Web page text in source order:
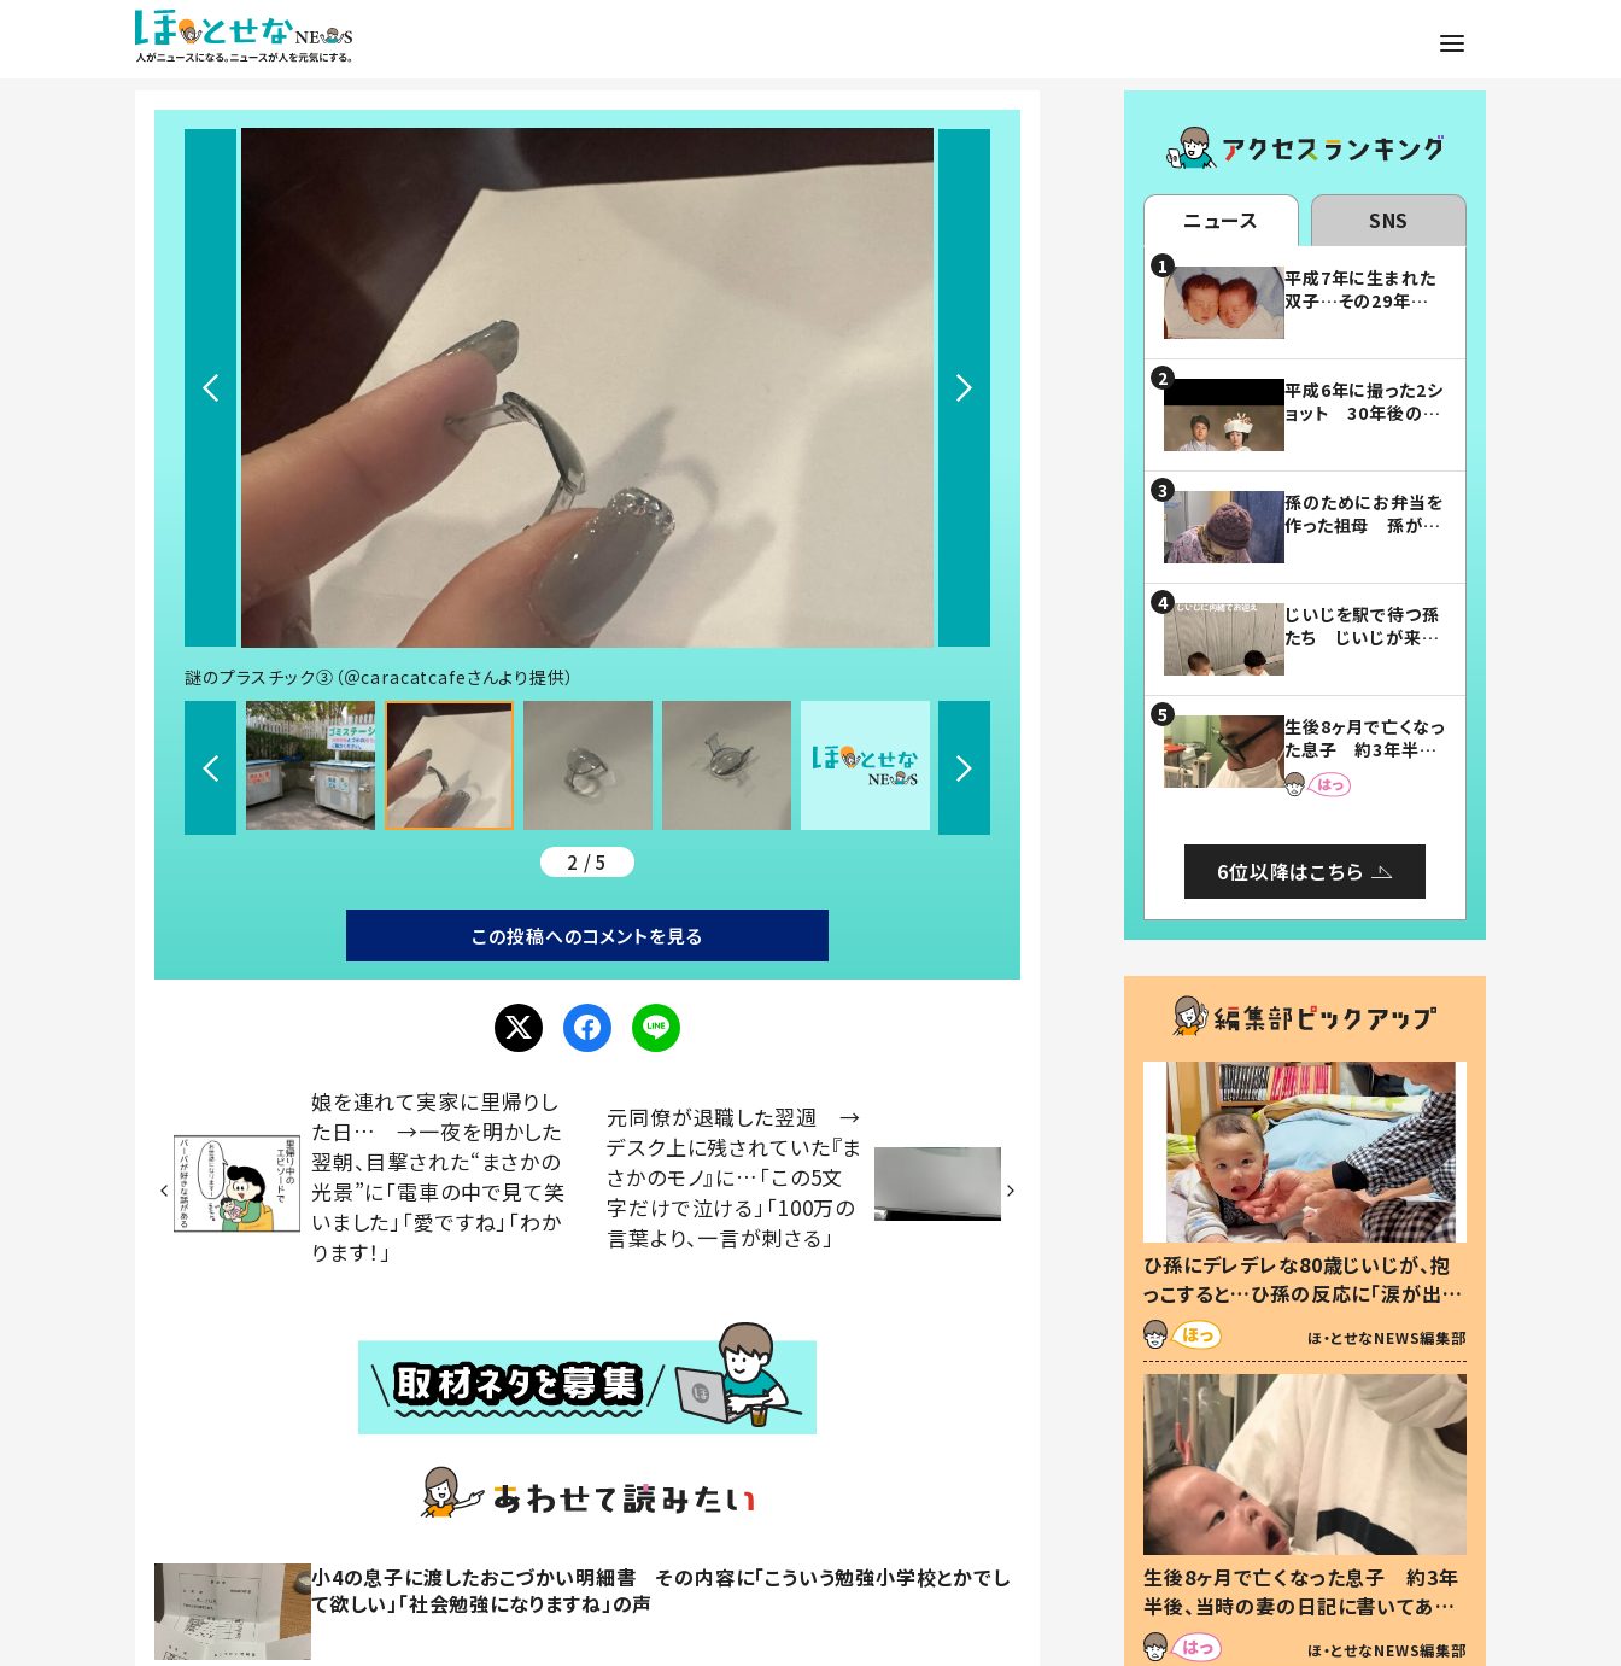
謎のプラスチック③（＠caracatcafeさんより提供）
2 / 5
この投稿へのコメントを見る
娘を連れて実家に里帰りし
た日… →一夜を明かした
翌朝、目撃された“まさかの
光景”に「電車の中で見て笑
いました」「愛ですね」「わか
ります！」
元同僚が退職した翌週 →
デスク上に残されていた『ま
さかのモノ』に…「この5文
字だけで泣ける」「100万の
言葉より、一言が刺さる」
小4の息子に渡したおこづかい明細書 その内容に「こういう勉強小学校とかでし
て欲しい」「社会勉強になりますね」の声
ニュース SNS
平成7年に生まれた
双子…その29年後
平成6年に撮った2シ
ョット 30年後の姿
孫のためにお弁当を
作った祖母 孫が絶
じいじを駅で待つ孫
たち じいじが来た
まらない」「幸せにな
れる」
生後8ヶ月で亡くなっ
た息子 約3年半
後、当時の妻の日記
に書いてあった本音
6位以降はこちら
ひ孫にデレデレな80歳じいじが、抱
っこすると…ひ孫の反応に「涙が出ま
した」「可愛くて仕方ない」
ほ・とせなNEWS編集部
生後8ヶ月で亡くなった息子 約3年
半後、当時の妻の日記に書いてあっ
た本音とは
ほ・とせなNEWS編集部